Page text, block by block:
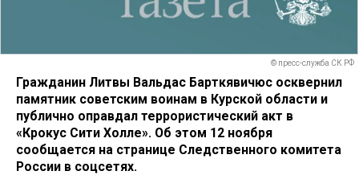
© пресс-служба СК РФ
Гражданин Литвы Вальдас Барткявичюс осквернил
памятник советским воинам в Курской области и
публично оправдал террористический акт в
«Крокус Сити Холле». Об этом 12 ноября
сообщается на странице Следственного комитета
России в соцсетях.